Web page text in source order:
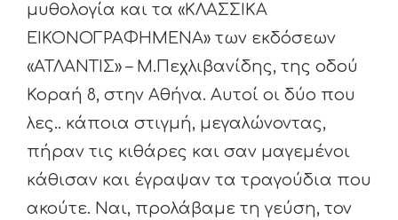
μυθολογία και τα «ΚΛΑΣΣΙΚΑ
ΕΙΚΟΝΟΓΡΑΦΗΜΕΝΑ» των εκδόσεων
«ΑΤΛΑΝΤΙΣ» – Μ.Πεχλιβανίδης, της οδού
Κοραή 8, στην Αθήνα. Αυτοί οι δύο που
λες.. κάποια στιγμή, μεγαλώνοντας,
πήραν τις κιθάρες και σαν μαγεμένοι
κάθισαν και έγραψαν τα τραγούδια που
ακούτε. Ναι, προλάβαμε τη γεύση, τον